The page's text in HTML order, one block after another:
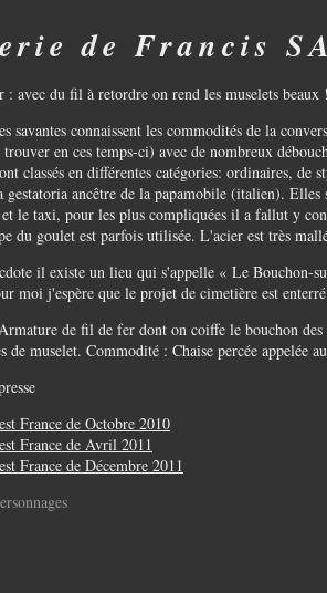
de Francis
: avec du fil à retordre on rend les muselets beaux !
savantes connaissent les commodités de la
en ces temps-ci) avec de nombreux
classés en différentes catégories: ordinaires,
gestatoria ancêtre de la papamobile (italien).
le taxi, pour les plus compliquées il a fallut y
du goulet est parfois utilisée. L'acier est très
il existe un lieu qui s'appelle « Le Bouchon-
moi j'espère que le projet de cimetière est
de fil de fer dont on coiffe le bouchon
de muselet. Commodité : Chaise percée appelée
France de Octobre 2010
France de Avril 2011
France de Décembre 2011